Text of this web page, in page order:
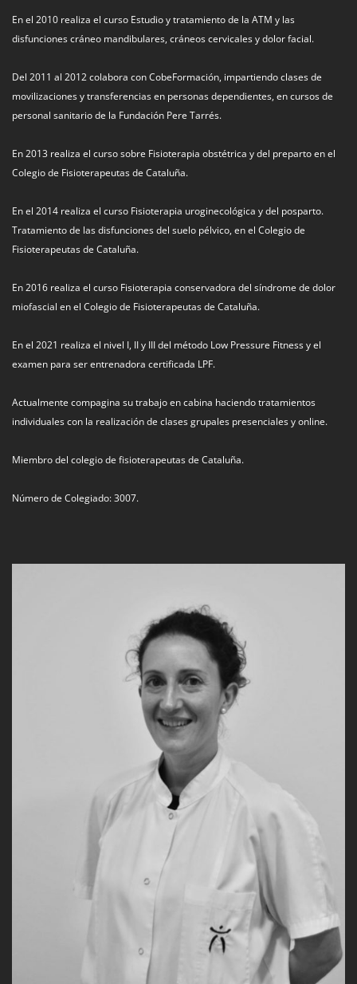
En el 2010 realiza el curso Estudio y tratamiento de la ATM y las
disfunciones cráneo mandibulares, cráneos cervicales y dolor facial.
Del 2011 al 2012 colabora con CobeFormación, impartiendo clases de
movilizaciones y transferencias en personas dependientes, en cursos de
personal sanitario de la Fundación Pere Tarrés.
En 2013 realiza el curso sobre Fisioterapia obstétrica y del preparto en el
Colegio de Fisioterapeutas de Cataluña.
En el 2014 realiza el curso Fisioterapia uroginecológica y del posparto.
Tratamiento de las disfunciones del suelo pélvico, en el Colegio de
Fisioterapeutas de Cataluña.
En 2016 realiza el curso Fisioterapia conservadora del síndrome de dolor
miofascial en el Colegio de Fisioterapeutas de Cataluña.
En el 2021 realiza el nivel I, II y III del método Low Pressure Fitness y el
examen para ser entrenadora certificada LPF.
Actualmente compagina su trabajo en cabina haciendo tratamientos
individuales con la realización de clases grupales presenciales y online.
Miembro del colegio de fisioterapeutas de Cataluña.
Número de Colegiado: 3007.